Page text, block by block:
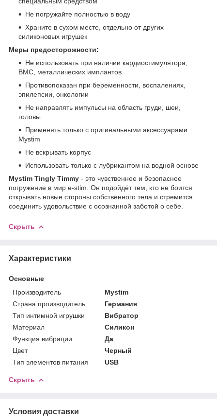
Не погружайте полностью в воду
Храните в сухом месте, отдельно от других
силиконовых игрушек
Меры предосторожности:
Не использовать при наличии кардиостимулятора,
ВМС, металлических имплантов
Противопоказан при беременности, воспалениях,
эпилепсии, онкологии
Не направлять импульсы на область груди, шеи,
головы
Применять только с оригинальными аксессуарами
Mystim
Не вскрывать корпус
Использовать только с лубрикантом на водной основе
Mystim Tingly Timmy - это чувственное и безопасное
погружение в мир e-stim. Он подойдёт тем, кто не боится
открывать новые стороны собственного тела и стремится
соединить удовольствие с осознанной заботой о себе.
Скрыть
Характеристики
Основные
Производитель
Mystim
Страна производитель
Германия
Тип интимной игрушки
Вибратор
Материал
Силикон
Функция вибрации
Да
Цвет
Черный
Тип элементов питания
USB
Скрыть
Условия доставки